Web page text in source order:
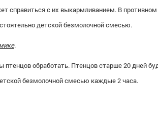
справиться с их выкармливанием. В противном
детской безмолочной смесью.
.
обработать. Птенцов старше 20 дней
безмолочной смесью каждые 2 часа.